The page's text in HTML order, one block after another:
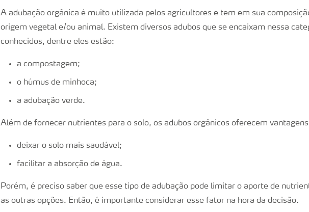
A adubação orgânica é muito utilizada pelos agricultores e tem em sua
origem vegetal e/ou animal. Existem diversos adubos que se encaixam nessa
conhecidos, dentre eles estão:
a compostagem;
o húmus de minhoca;
a adubação verde.
Além de fornecer nutrientes para o solo, os adubos orgânicos oferecem
deixar o solo mais saudável;
facilitar a absorção de água.
Porém, é preciso saber que esse tipo de adubação pode limitar o aporte de
as outras opções. Então, é importante considerar esse fator na hora da decisão.